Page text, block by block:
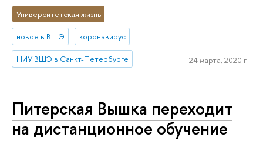
Университетская жизнь
новое в ВШЭ коронавирус
НИУ ВШЭ в Санкт-Петербурге 24 марта, 2020 г.
Питерская Вышка переходит
на дистанционное обучение